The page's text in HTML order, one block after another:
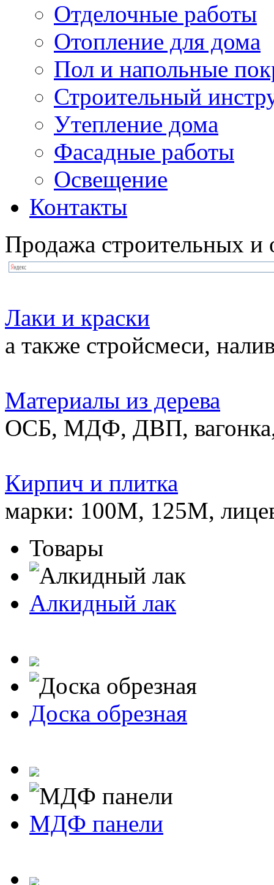
Отделочные работы
Отопление для дома
Пол и напольные
Строительный
Утепление дома
Фасадные работы
Освещение
Контакты
Продажа строительных и
Лаки и краски
а также стройсмеси,
Материалы из дерева
ОСБ, МДФ, ДВП,
Кирпич и плитка
марки: 100М, 125М,
Товары
Алкидный лак
Доска обрезная
МДФ панели